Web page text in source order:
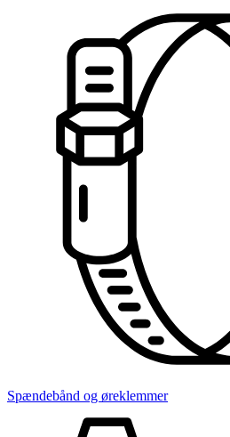
Spændebånd og øreklemmer